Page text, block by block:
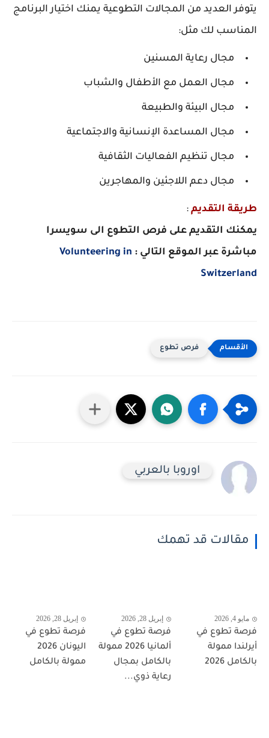
يتوفر العديد من المجالات التطوعية يمنك اختيار البرنامج
المناسب لك مثل:
مجال رعاية المسنين
مجال العمل مع الأطفال والشباب
مجال البيئة والطبيعة
مجال المساعدة الإنسانية والاجتماعية
مجال تنظيم الفعاليات الثقافية
مجال دعم اللاجئين والمهاجرين
طريقة التقديم :
يمكنك التقديم على فرص التطوع الى سويسرا
مباشرة عبر الموقع التالي : Volunteering in
Switzerland
فرص تطوع
اوروبا بالعربي
مقالات قد تهمك
مايو 4, 2026
فرصة تطوع في
أيرلندا ممولة
بالكامل 2026
إبريل 28, 2026
فرصة تطوع في
ألمانيا 2026 ممولة
بالكامل بمجال
رعاية ذوي...
إبريل 28, 2026
فرصة تطوع في
اليونان 2026
ممولة بالكامل